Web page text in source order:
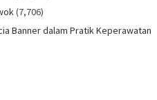
(7,706)
Banner dalam Pratik Keperawatan